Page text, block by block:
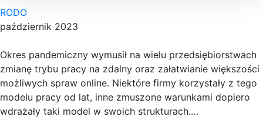
RODO
październik 2023
Okres pandemiczny wymusił na wielu przedsiębiorstwach
zmianę trybu pracy na zdalny oraz załatwianie większości
możliwych spraw online. Niektóre firmy korzystały z tego
modelu pracy od lat, inne zmuszone warunkami dopiero
wdrażały taki model w swoich strukturach.…